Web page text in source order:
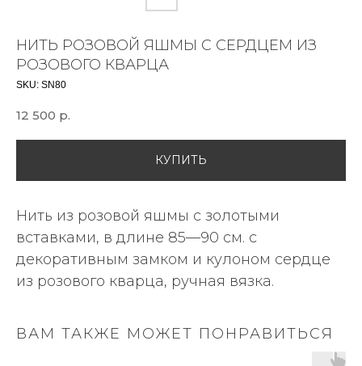
НИТЬ РОЗОВОЙ ЯШМЫ С СЕРДЦЕМ ИЗ
РОЗОВОГО КВАРЦА
SKU: SN80
12 500 р.
КУПИТЬ
Нить из розовой яшмы с золотыми
вставками, в длине 85—90 см. с
декоративным замком и кулоном сердце
из розового кварца, ручная вязка.
ВАМ ТАКЖЕ МОЖЕТ ПОНРАВИТЬСЯ